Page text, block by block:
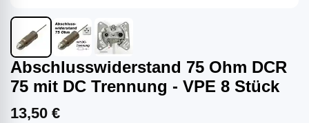
Abschlusswiderstand 75 Ohm DCR
75 mit DC Trennung - VPE 8 Stück
13,50 €